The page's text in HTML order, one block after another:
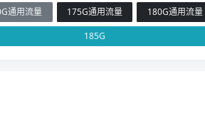
通用流量
175G通用流量
180G通用流量
185G